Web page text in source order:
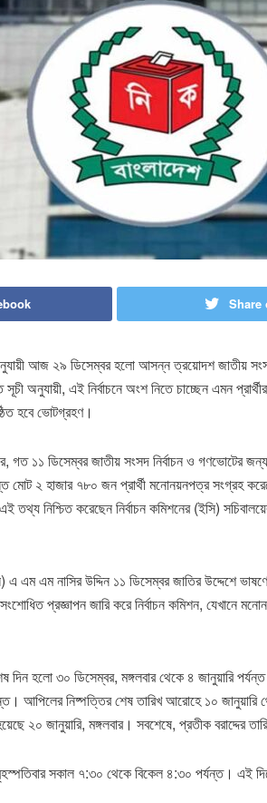
Share
অনুযায়ী আজ ২৯ ডিসেম্বর হলো আসন্ন ত্রয়োদশ জাতীয়
অনুযায়ী, এই নির্বাচনে অংশ নিতে চাচ্ছেন এমন
হবে ভোটগ্রহণ।
গত ১১ ডিসেম্বর জাতীয় সংসদ নির্বাচন ও গণভোটের
মোট ২ হাজার ৭৮০ জন প্রার্থী মনোনয়নপত্র সংগ্রহ
নিশ্চিত করেছেন নির্বাচন কমিশনের (ইসি)
এ এম এম নাসির উদ্দিন ১১ ডিসেম্বর জাতির উদ্দেশে
প্রজ্ঞাপন জারি করে নির্বাচন কমিশন, যেখানে
দিন হলো ৩০ ডিসেম্বর, মঙ্গলবার থেকে ৪ জানুয়ারি
আপিলের নিষ্পত্তির শেষ তারিখ আরোহে ১০ জানুয়ারি
হয়েছে ২০ জানুয়ারি, মঙ্গলবার। সবশেষে, প্রতীক বরাদ্দের
সকাল ৭:৩০ থেকে বিকেল ৪:৩০ পর্যন্ত। এই